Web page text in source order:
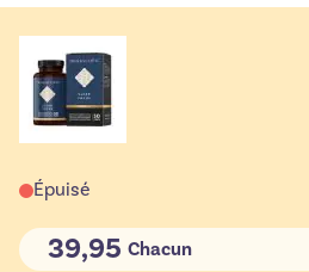
Épuisé
39,95 Chacun